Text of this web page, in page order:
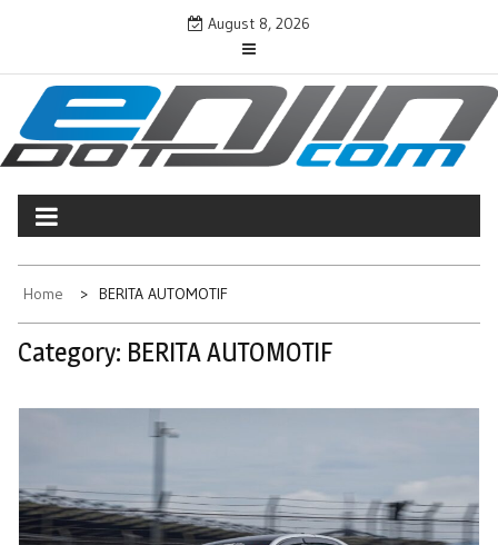
August 8, 2026
ENJINDOTCOM
Perjalanan Dunia Permotoran
Home BERITA AUTOMOTIF
Category: BERITA AUTOMOTIF